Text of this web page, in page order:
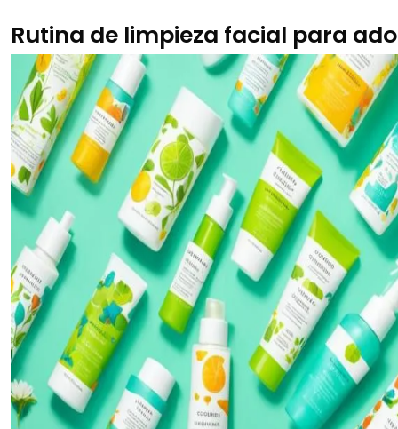
Rutina de limpieza facial para